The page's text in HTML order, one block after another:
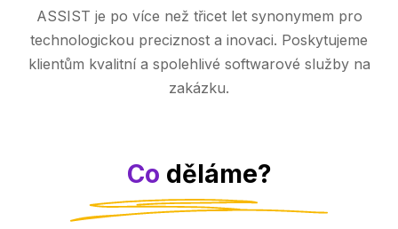
ASSIST je po více než třicet let synonymem pro
technologickou preciznost a inovaci. Poskytujeme
klientům kvalitní a spolehlivé softwarové služby na
zakázku.
Co děláme?